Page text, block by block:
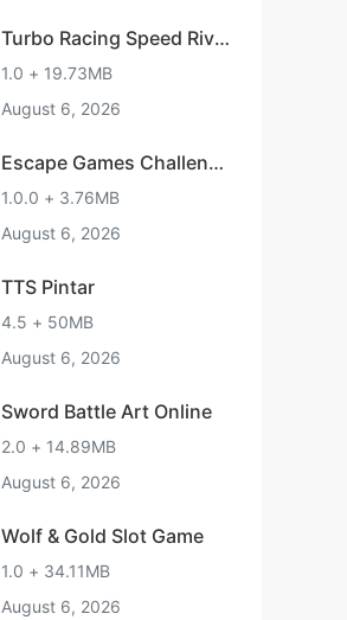
Turbo Racing Speed Rival
3D
1.0 + 19.73MB
August 6, 2026
Escape Games Challenge
120
1.0.0 + 3.76MB
August 6, 2026
TTS Pintar
4.5 + 50MB
August 6, 2026
Sword Battle Art Online
2.0 + 14.89MB
August 6, 2026
Wolf & Gold Slot Game
1.0 + 34.11MB
August 6, 2026